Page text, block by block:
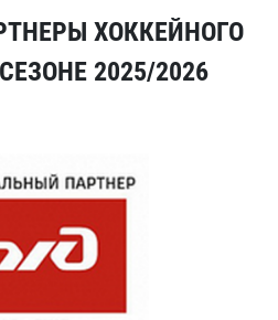
ХОККЕЙНОГО
2025/2026